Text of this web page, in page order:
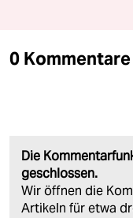
0 Kommentare
Die
geschlossen.
Wir öffnen die
Artikeln für etwa